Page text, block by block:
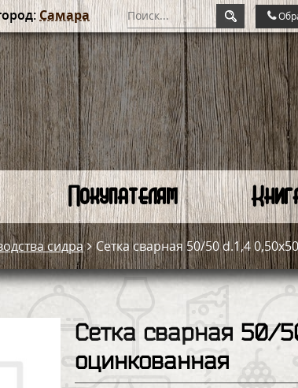
Самара
Покупателям
сидра Сетка сварная 50/50 d.1,4
Сетка сварная 50/
оцинкованная